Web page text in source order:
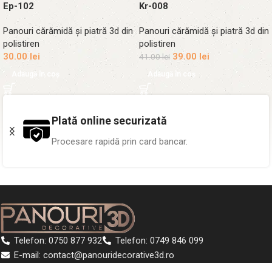
Ep-102
Panouri cărămidă și piatră 3d din
polistiren
30.00lei
Adaugă în coș
Kr-008
Panouri cărămidă și piatră 3d din
polistiren
41.00lei 39.00 lei
Adaugă în coș
Plată online securizată
Procesare rapidă prin card bancar.
Telefon: 0750 877 932
Telefon: 0749 846 099
E-mail: contact@panouridecorative3d.ro